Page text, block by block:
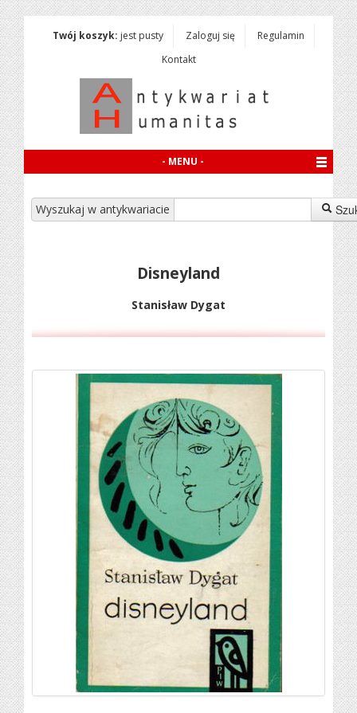
Twój koszyk: jest pusty Zaloguj się
Regulamin
Kontakt
- MENU -
Wyszukaj w antykwariacie
Disneyland
Stanisław Dygat